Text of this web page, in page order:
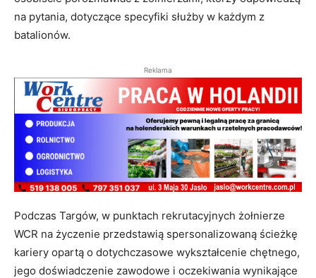
na pytania, dotyczące specyfiki służby w każdym z
batalionów.
Reklama
Podczas Targów, w punktach rekrutacyjnych żołnierze
WCR na życzenie przedstawią spersonalizowaną ścieżkę
kariery opartą o dotychczasowe wykształcenie chętnego,
jego doświadczenie zawodowe i oczekiwania wynikające